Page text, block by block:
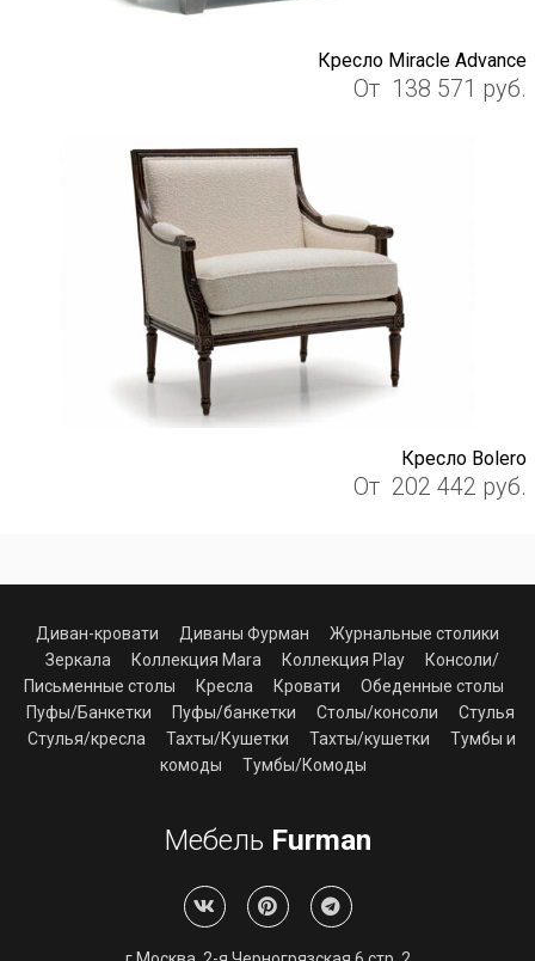
Кресло Miracle Advance
От 138 571 руб.
Кресло Bolero
От 202 442 руб.
Диван-кровати Диваны Фурман
Журнальные столики
Зеркала
Коллекция Mara Коллекция Play
Консоли/
Письменные столы
Кресла Кровати
Обеденные столы
Пуфы/Банкетки
Пуфы/банкетки Столы/консоли
Стулья
Стулья/кресла
Тахты/Кушетки Тахты/кушетки
Тумбы и
комоды
Тумбы/Комоды
Мебель Furman